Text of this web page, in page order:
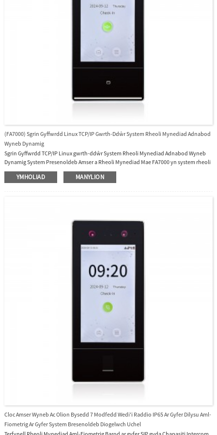
(FA7000) Sgrin Gyffwrdd Linux TCP/IP Gwrth-Ddŵr System Rheoli Mynediad Adnabod
Wyneb Dynamig
Sgrin Gyffwrdd TCP/IP Linux gwrth-ddŵr System Rheoli Mynediad Adnabod Wyneb
Dynamig System Presenoldeb Amser a Rheoli Mynediad Mae FA7000 yn system rheoli
mynediad Adnabod Wyneb Dynamig golau gweladwy gyda Sgrin Gyffwrdd Lliw TFT 7
modfedd, capasiti o 10,000 o wynebau, 50,000 o gardiau (safonol), 10,000 o
YMHOLIAD MANYLION
Cloc Amser Wyneb Ac Olion Bysedd 7 Modfedd Wedi'i Raddio IP65 Ar Gyfer Dilysu Aml-
Fiometrig Ar Gyfer System Bresenoldeb Diogelwch Uchel